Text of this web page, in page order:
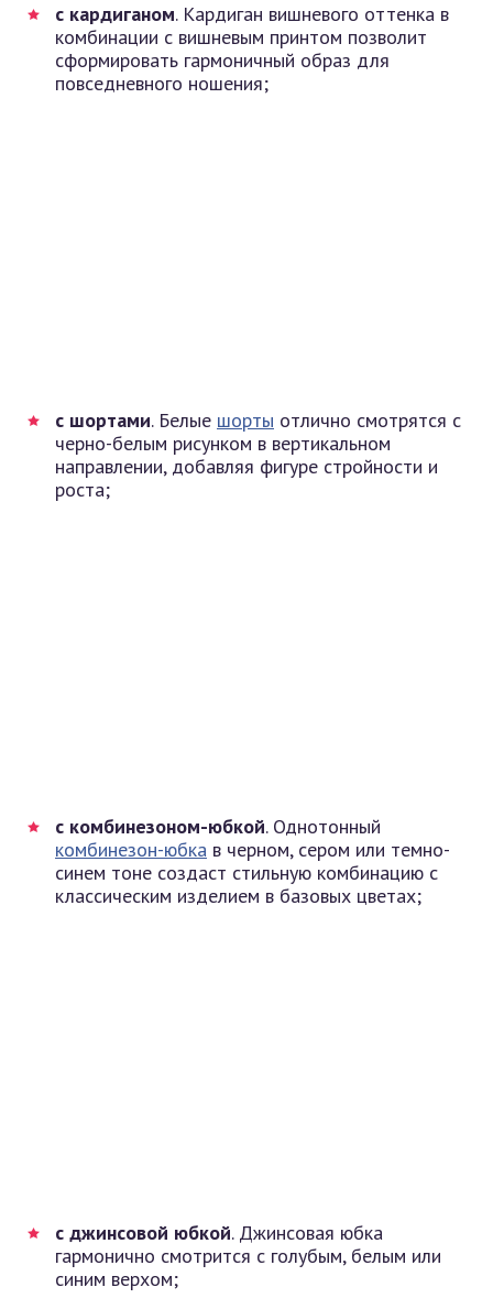
с кардиганом. Кардиган вишневого оттенка в
комбинации с вишневым принтом позволит
сформировать гармоничный образ для
повседневного ношения;
с шортами. Белые шорты отлично смотрятся с
черно-белым рисунком в вертикальном
направлении, добавляя фигуре стройности и
роста;
с комбинезоном-юбкой. Однотонный
комбинезон-юбка в черном, сером или темно-
синем тоне создаст стильную комбинацию с
классическим изделием в базовых цветах;
с джинсовой юбкой. Джинсовая юбка
гармонично смотрится с голубым, белым или
синим верхом;